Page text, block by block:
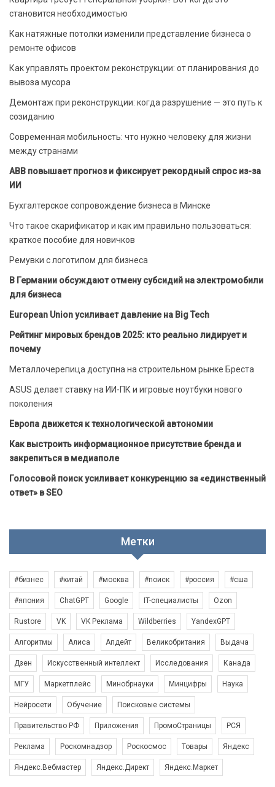
становится необходимостью
Как натяжные потолки изменили представление бизнеса о
ремонте офисов
Как управлять проектом реконструкции: от планирования до
вывоза мусора
Демонтаж при реконструкции: когда разрушение — это путь к
созиданию
Современная мобильность: что нужно человеку для жизни
между странами
ABB повышает прогноз и фиксирует рекордный спрос из-за
ИИ
Бухгалтерское сопровождение бизнеса в Минске
Что такое скарификатор и как им правильно пользоваться:
краткое пособие для новичков
Ремувки с логотипом для бизнеса
В Германии обсуждают отмену субсидий на электромобили
для бизнеса
European Union усиливает давление на Big Tech
Рейтинг мировых брендов 2025: кто реально лидирует и
почему
Металлочерепица доступна на строительном рынке Бреста
ASUS делает ставку на ИИ-ПК и игровые ноутбуки нового
поколения
Европа движется к технологической автономии
Как выстроить информационное присутствие бренда и
закрепиться в медиаполе
Голосовой поиск усиливает конкуренцию за «единственный
ответ» в SEO
Метки
#бизнес #китай #москва #поиск #россия #сша
#япония ChatGPT Google IT-специалисты Ozon
Rustore VK VK Реклама Wildberries YandexGPT
Алгоритмы Алиса Апдейт Великобритания Выдача
Дзен Искусственный интеллект Исследования Канада
МГУ Маркетплейс Минобрнауки Минцифры Наука
Нейросети Обучение Поисковые системы
Правительство РФ Приложения ПромоСтраницы РСЯ
Реклама Роскомнадзор Роскосмос Товары Яндекс
Яндекс.Вебмастер Яндекс.Директ Яндекс.Маркет